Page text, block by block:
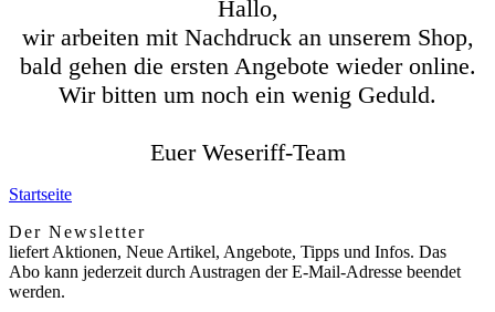
Hallo,
wir arbeiten mit Nachdruck an unserem Shop,
bald gehen die ersten Angebote wieder online.
Wir bitten um noch ein wenig Geduld.
Euer Weseriff-Team
Startseite
Der Newsletter
liefert Aktionen, Neue Artikel, Angebote, Tipps und Infos. Das
Abo kann jederzeit durch Austragen der E-Mail-Adresse beendet
werden.